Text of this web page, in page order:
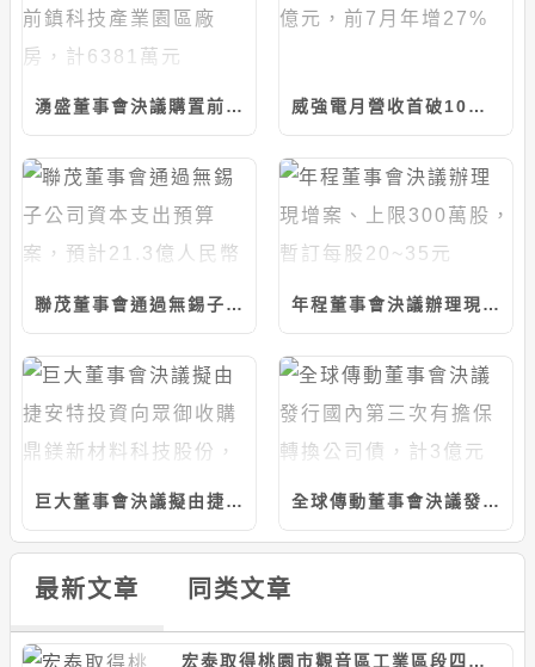
湧盛董事會決議購置前鎮科技產業園區廠房，計6381萬元 威強電月營收首破10億元，前7月年增27%
聯茂董事會通過無錫子公司資本支出預算案，預計21.3億人民幣 年程董事會決議辦理現增案、上限300萬股，暫訂每股20~35元
巨大董事會決議擬由捷安特投資向眾御收購鼎鎂新材料科技股份，上限5.97億人民幣 全球傳動董事會決議發行國內第三次有擔保轉換公司債，計3億元
最新文章 同类文章
宏泰取得桃園市觀音區工業區段四小段土地，計約15.64億元